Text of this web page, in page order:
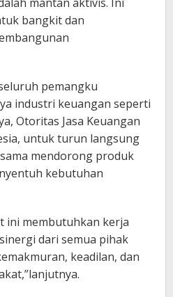
bangkit dan
pemangku
industri keuangan seperti
Otoritas Jasa Keuangan
untuk turun langsung
mendorong produk
kebutuhan
ini membutuhkan kerja
dari semua pihak
keadilan, dan